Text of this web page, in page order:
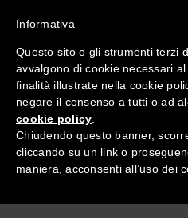
Tutte le categorie
Informativa
Questo sito o gli strumenti terzi
avvalgono di cookie necessari
finalità illustrate nella cookie
negare il consenso a tutti o ad
cookie policy
Chiudendo questo banner,
cliccando su un link o
maniera, acconsenti all’uso dei